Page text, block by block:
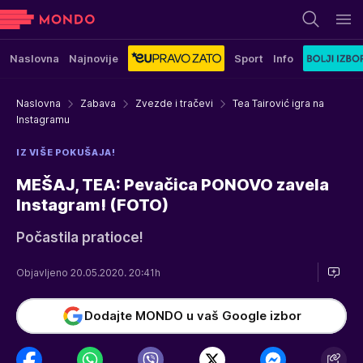
Naslovna Najnovije Sport Info
Naslovna Zabava Zvezde i tračevi
Tea Tairović igra na
Instagramu
IZ VIŠE POKUŠAJA!
MEŠAJ, TEA: Pevačica PONOVO zavela
Instagram! (FOTO)
Počastila pratioce!
Objavljeno 20.05.2020. 20:41h
Dodajte MONDO u vaš Google izbor